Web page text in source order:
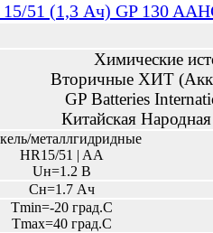
51 (1,3 Ач) GP 130
Химические
Вторичные ХИТ
GP Batteries
Китайская
металлгидридные
HR15/51 | AA
Uн=1.2 В
Сн=1.7 Ач
Tmin=-20 град.С
Tmax=40 град.С